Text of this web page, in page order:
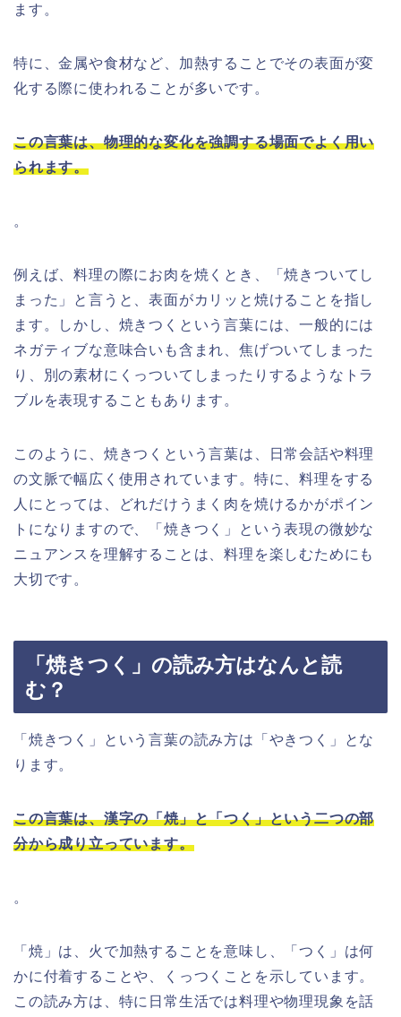
ます。
特に、金属や食材など、加熱することでその表面が変
化する際に使われることが多いです。
この言葉は、物理的な変化を強調する場面でよく用い
られます。
。
例えば、料理の際にお肉を焼くとき、「焼きついてし
まった」と言うと、表面がカリッと焼けることを指し
ます。しかし、焼きつくという言葉には、一般的には
ネガティブな意味合いも含まれ、焦げついてしまった
り、別の素材にくっついてしまったりするようなトラ
ブルを表現することもあります。
このように、焼きつくという言葉は、日常会話や料理
の文脈で幅広く使用されています。特に、料理をする
人にとっては、どれだけうまく肉を焼けるかがポイン
トになりますので、「焼きつく」という表現の微妙な
ニュアンスを理解することは、料理を楽しむためにも
大切です。
「焼きつく」の読み方はなんと読
む？
「焼きつく」という言葉の読み方は「やきつく」とな
ります。
この言葉は、漢字の「焼」と「つく」という二つの部
分から成り立っています。
。
「焼」は、火で加熱することを意味し、「つく」は何
かに付着することや、くっつくことを示しています。
この読み方は、特に日常生活では料理や物理現象を話